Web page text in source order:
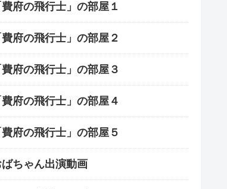
費府の飛行士」の部屋１
費府の飛行士」の部屋２
費府の飛行士」の部屋３
費府の飛行士」の部屋４
費府の飛行士」の部屋５
ばちゃん出演動画